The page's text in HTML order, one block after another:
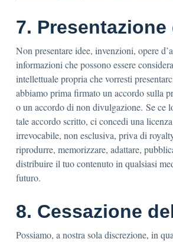
7. Presentazione
Non presentare idee, invenzioni, opere
informazioni che possono essere
intellettuale propria che vorresti
abbiamo prima firmato un accordo sulla
o un accordo di non divulgazione. Se ce
tale accordo scritto, ci concedi una
irrevocabile, non esclusiva, priva di
riprodurre, memorizzare, adattare,
distribuire il tuo contenuto in qualsiasi
futuro.
8. Cessazione
Possiamo, a nostra sola discrezione, in